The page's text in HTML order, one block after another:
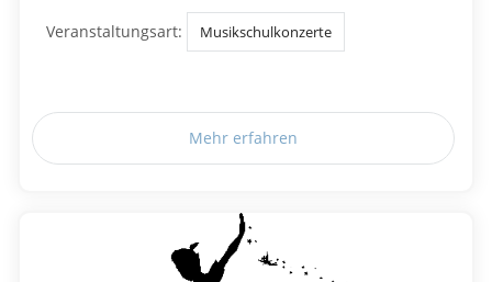
Veranstaltungsart: Musikschulkonzerte
Mehr erfahren